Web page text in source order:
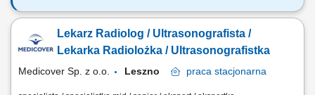
Oczekiwania wobec Ciebie: wykształcenie min. średnie, ukończone
wykształcenie licencjackie lub magisterskie z zakresu elektroradiologii;
preferowane roczne doświadczenie zawodowe na stanowisku
Lekarz Radiolog / Ultrasonografista /
Lekarka Radiolożka / Ultrasonografistka
Medicover Sp. z o.o. Leszno praca stacjonarna